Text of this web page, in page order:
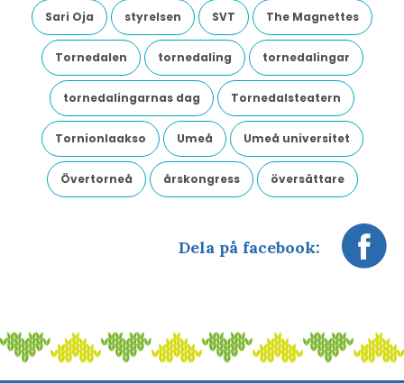
Sari Oja styrelsen SVT The Magnettes
Tornedalen tornedaling tornedalingar
tornedalingarnas dag Tornedalsteatern
Tornionlaakso Umeå Umeå universitet
Övertorneå årskongress översättare
Dela på facebook: